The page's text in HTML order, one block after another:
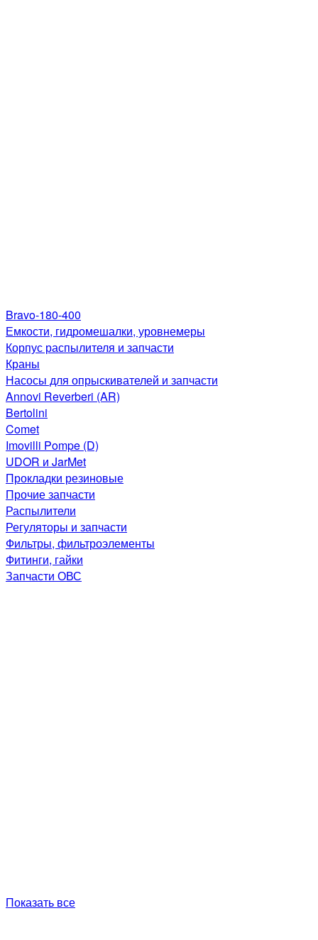
Bravo-180-400
Емкости, гидромешалки, уровнемеры
Корпус распылителя и запчасти
Краны
Насосы для опрыскивателей и запчасти
Annovi Reverberi (AR)
Bertolini
Comet
Imovilli Pompe (D)
UDOR и JarMet
Прокладки резиновые
Прочие запчасти
Распылители
Регуляторы и запчасти
Фильтры, фильтроэлементы
Фитинги, гайки
Запчасти ОВС
Показать все